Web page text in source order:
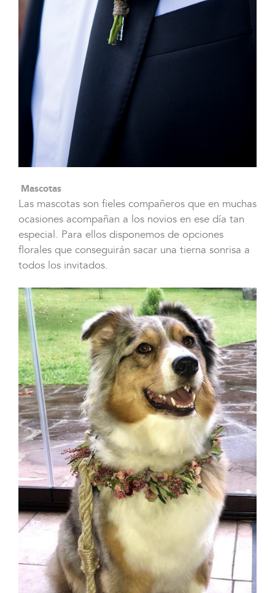
Mascotas
Las mascotas son fieles compañeros que en muchas
ocasiones acompañan a los novios en ese día tan
especial. Para ellos disponemos de opciones
florales que conseguirán sacar una tierna sonrisa a
todos los invitados.